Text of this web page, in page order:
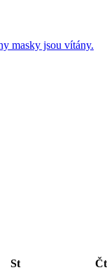
masky jsou vítány.
St Čt